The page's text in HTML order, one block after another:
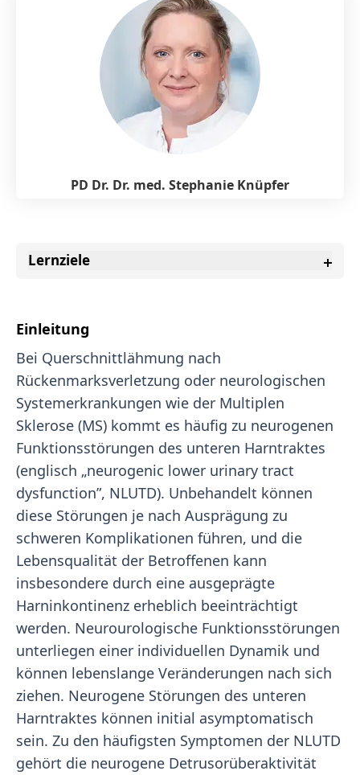
PD Dr. Dr. med. Stephanie Knüpfer
Lernziele
Einleitung
Bei Querschnittlähmung nach
Rückenmarksverletzung oder neurologischen
Systemerkrankungen wie der Multiplen
Sklerose (MS) kommt es häufig zu neurogenen
Funktionsstörungen des unteren Harntraktes
(englisch „neurogenic lower urinary tract
dysfunction”, NLUTD). Unbehandelt können
diese Störungen je nach Ausprägung zu
schweren Komplikationen führen, und die
Lebensqualität der Betroffenen kann
insbesondere durch eine ausgeprägte
Harninkontinenz erheblich beeinträchtigt
werden. Neurourologische Funktionsstörungen
unterliegen einer individuellen Dynamik und
können lebenslange Veränderungen nach sich
ziehen. Neurogene Störungen des unteren
Harntraktes können initial asymptomatisch
sein. Zu den häufigsten Symptomen der NLUTD
gehört die neurogene Detrusorüberaktivität